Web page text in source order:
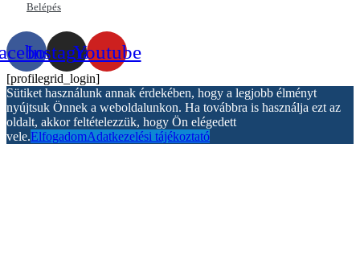
Belépés
InstagramYoutube
[profilegrid_login]
Sütiket használunk annak érdekében, hogy a legjobb élményt
nyújtsuk Önnek a weboldalunkon. Ha továbbra is használja ezt az
oldalt, akkor feltételezzük, hogy Ön elégedett
vele.ElfogadomAdatkezelési tájékoztató